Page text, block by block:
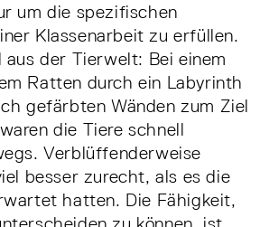
um die spezifischen
Klassenarbeit zu erfüllen.
aus der Tierwelt: Bei einem
Ratten durch ein Labyrinth
gefärbten Wänden zum Ziel
die Tiere schnell
Verblüffenderweise
besser zurecht, als es die
hatten. Die Fähigkeit,